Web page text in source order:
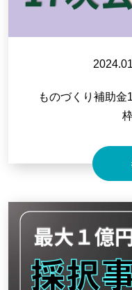
ものづくり補助金